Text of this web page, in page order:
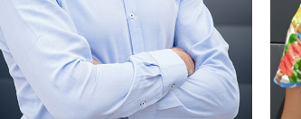
dos pasiones, la familia y el
snowboard, siendo padre de familia
numerosa y campeón de España de
Ciclismo Adaptado, haciéndose dar
siempre el 120% de si mismo.